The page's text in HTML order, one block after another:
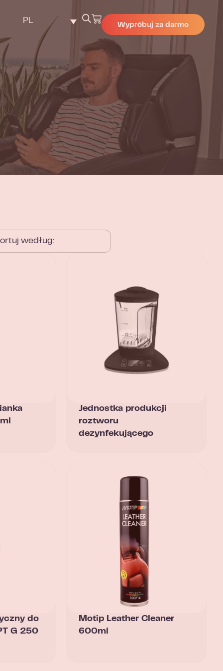
PL
Wypróbuj za darmo
Jednostka produkcji
roztworu
dezynfekującego
do
G 250
Motip Leather Cleaner
600ml